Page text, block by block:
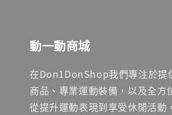
動一動商城
在Don1DonShop我們專注於提
商品、專業運動裝備，以及全方
從提升運動表現到享受休閒活動